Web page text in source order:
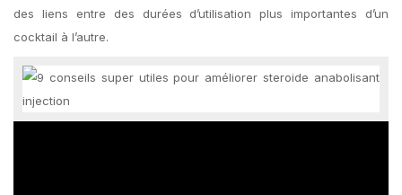
des liens entre des durées d’utilisation plus importantes d’un
cocktail à l’autre.